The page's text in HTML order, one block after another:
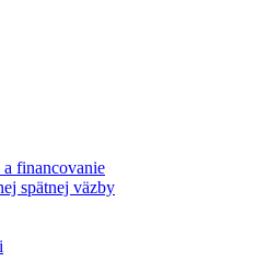
financovanie
spätnej väzby